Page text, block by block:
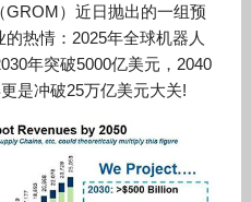
GROM）近日抛出的一组预
热情：2025年全球机器人
年突破5000亿美元，2040
是冲破25万亿美元大关!